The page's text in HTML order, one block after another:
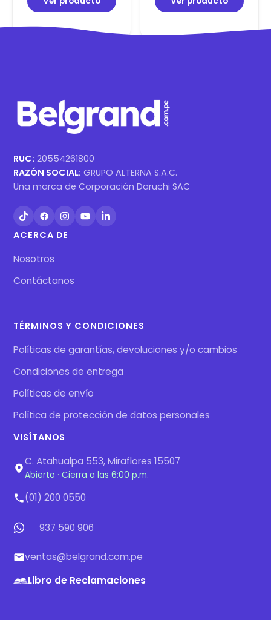
RUC: 20554261800
RAZÓN SOCIAL: GRUPO ALTERNA S.A.C.
Una marca de Corporación Daruchi SAC
ACERCA DE
Nosotros
Contáctanos
TÉRMINOS Y CONDICIONES
Políticas de garantías, devoluciones y/o cambios
Condiciones de entrega
Políticas de envío
Política de protección de datos personales
VISÍTANOS
C. Atahualpa 553, Miraflores 15507
Abierto · Cierra a las 6:00 p.m.
(01) 200 0550
937 590 906
ventas@belgrand.com.pe
Libro de Reclamaciones